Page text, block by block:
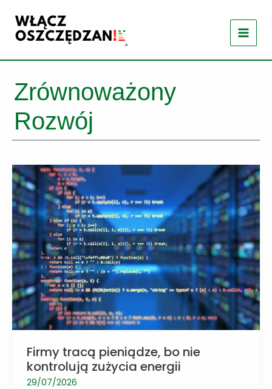
treści
Zrównoważony
Rozwój
Firmy tracą pieniądze, bo nie
kontrolują zużycia energii
29/07/2026